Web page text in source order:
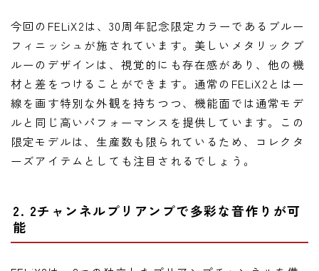
今回のFELiX2は、30周年記念限定カラーであるブルー
フィニッシュが施されています。美しいメタリックブ
ルーのデザインは、視覚的にも存在感があり、他の機
材と差をつけることができます。通常のFELiX2とは一
線を画す特別な外観を持ちつつ、機能面では通常モデ
ルと同じ高いパフォーマンスを提供しています。この
限定モデルは、生産数も限られているため、コレクタ
ーズアイテムとしても注目されるでしょう。
2. 2チャンネルプリアンプで多彩な音作りが可
能